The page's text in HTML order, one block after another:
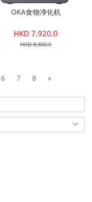
OKA食物净化机
HKD 7,920.0
HKD 8,800.0
6 7 8 »